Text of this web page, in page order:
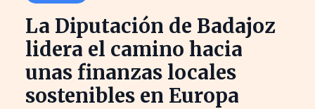
La Diputación de Badajoz
lidera el camino hacia
unas finanzas locales
sostenibles en Europa